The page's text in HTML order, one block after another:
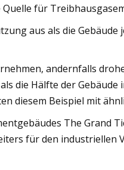
für
aus als die Gebäude
andernfalls
die Hälfte der Gebäude
diesem Beispiel mit
The Grand
für den industriellen